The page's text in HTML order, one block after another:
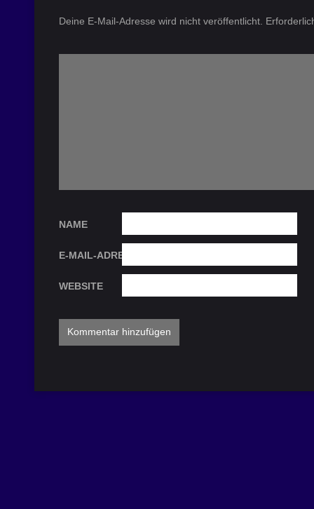
Deine E-Mail-Adresse wird nicht veröffentlicht.
NAME
E-MAIL-ADRESSE
WEBSITE